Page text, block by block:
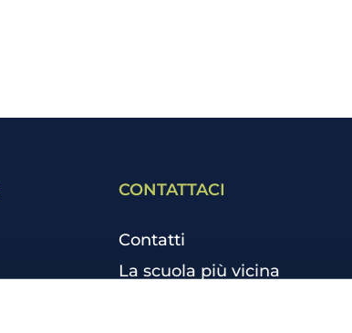
CONTATTACI
Contatti
La scuola più vicina